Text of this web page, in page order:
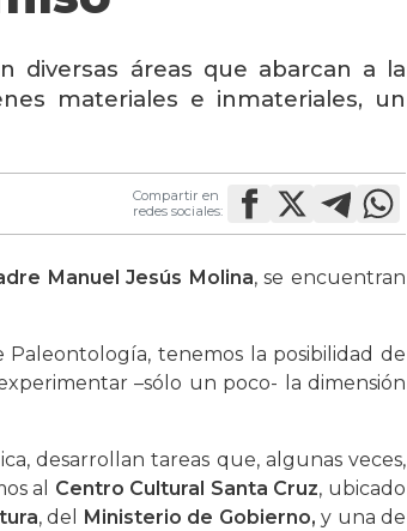
diversas áreas que abarcan a la
materiales e inmateriales, un
Compartir en
redes sociales:
Manuel Jesús Molina, se encuentran
Paleontología, tenemos la posibilidad de
–sólo un poco- la dimensión
desarrollan tareas que, algunas veces,
al Centro Cultural Santa Cruz, ubicado
, del Ministerio de Gobierno, y una de